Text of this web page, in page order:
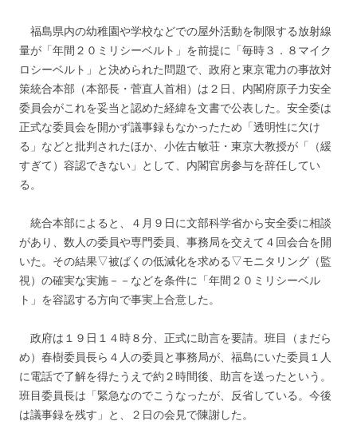
福島県内の幼稚園や学校などでの屋外活動を制限する放射線
量が「年間２０ミリシーベルト」を前提に「毎時３．８マイク
ロシーベルト」と決められた問題で、政府と東京電力の事故対
策統合本部（本部長・菅直人首相）は２日、内閣府原子力安全
委員会がこれを妥当と認めた経緯を文書で公表した。安全委は
正式な委員会を開かず議事録もなかったため「透明性に欠け
る」などと批判されたほか、小佐古敏荘・東京大教授が「（緩
すぎて）容認できない」として、内閣官房参与を辞任してい
る。
統合本部によると、４月９日に文部科学省から安全委に相談
があり、数人の委員や専門委員、事務局を交えて４回会合を開
いた。その結果▽被ばくの低減化を求める▽モニタリング（監
視）の確実な実施－－などを条件に「年間２０ミリシーベル
ト」を容認する方向で事実上合意した。
政府は１９日１４時８分、正式に助言を要請。班目（まだら
め）春樹委員長ら４人の委員と事務局が、福島にいた委員１人
に電話で了解を得たうえで約２時間後、助言を送ったという。
班目委員長は「緊急なのでこうなったが、反省している。今後
は議事録を残す」と、２日の会見で陳謝した。